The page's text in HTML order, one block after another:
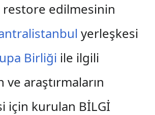
restore edilmesinin
yerleşkesi
Birliği ile ilgili
ve araştırmaların
için kurulan BİLGİ